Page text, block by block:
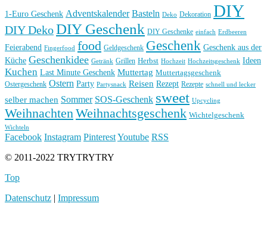
1-Euro Geschenk Adventskalender Basteln Deko Dekoration DIY
DIY DekoDIY Geschenk DIY Geschenke einfach Erdbeeren
Feierabend Fingerfood food Geldgeschenk Geschenk Geschenk aus der
Küche Geschenkidee Getränk Grillen Herbst Hochzeit Hochzeitsgeschenk Ideen
Kuchen Last Minute Geschenk Muttertag Muttertagsgeschenk
Ostergeschenk Ostern Party Partysnack Reisen Rezept Rezepte schnell und lecker
selber machen Sommer SOS-Geschenk sweet Upcycling
Weihnachten Weihnachtsgeschenk Wichtelgeschenk
Wichteln
Facebook Instagram PinterestYoutube RSS
© 2011-2022 TRYTRYTRY
Top
Datenschutz | Impressum